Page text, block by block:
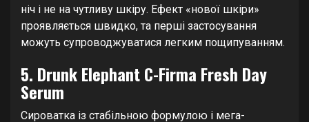
ніч і не на чутливу шкіру. Ефект «нової шкіри»
проявляється швидко, та перші застосування
можуть супроводжуватися легким пощипуванням.
5. Drunk Elephant C-Firma Fresh Day
Serum
Сироватка із стабільною формулою і мега-